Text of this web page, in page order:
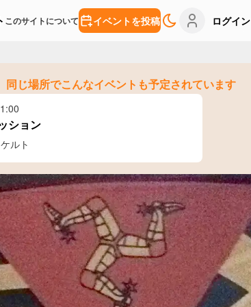
このサイトについて イベントを投稿 ログイン
同じ場所でこんなイベントも予定されています
ション
ルト